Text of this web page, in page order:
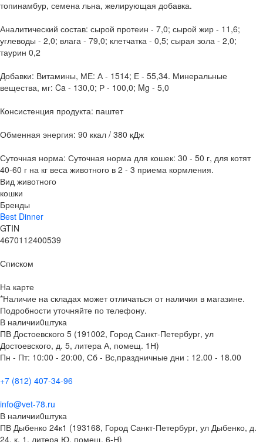
топинамбур, семена льна, желирующая добавка.
Аналитический состав: сырой протеин - 7,0; сырой жир - 11,6;
углеводы - 2,0; влага - 79,0; клетчатка - 0,5; сырая зола - 2,0;
таурин 0,2
Добавки: Витамины, МЕ: А - 1514; Е - 55,34. Минеральные
вещества, мг: Ca - 130,0; Р - 100,0; Mg - 5,0
Консистенция продукта: паштет
Обменная энергия: 90 ккал / 380 кДж
Суточная норма: Суточная норма для кошек: 30 - 50 г, для котят
40-60 г на кг веса животного в 2 - 3 приема кормления.
Вид животного
кошки
Бренды
Best Dinner
GTIN
4670112400539
Списком
На карте
*Наличие на складах может отличаться от наличия в магазине.
Подробности уточняйте по телефону.
В наличии0штука
ПВ Достоевского 5 (191002, Город Санкт-Петербург, ул
Достоевского, д. 5, литера А, помещ. 1Н)
Пн - Пт: 10:00 - 20:00, Сб - Вс,праздничные дни : 12.00 - 18.00
+7 (812) 407-34-96
info@vet-78.ru
В наличии0штука
ПВ Дыбенко 24к1 (193168, Город Санкт-Петербург, ул Дыбенко, д.
24, к. 1, литера Ю, помещ. 6-Н)